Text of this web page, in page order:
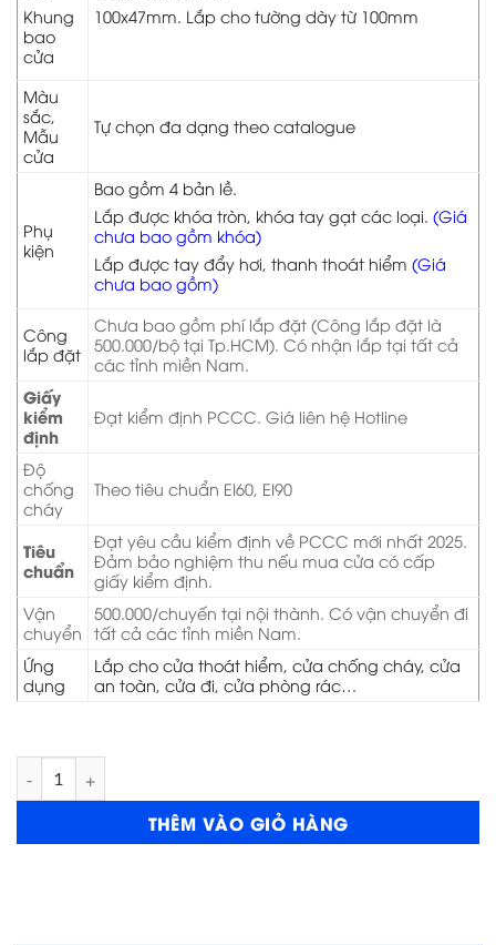
Khung
bao
cửa
100x47mm. Lắp cho tường dày từ 100mm
Màu
sắc,
Mẫu
cửa
Tự chọn đa dạng theo catalogue
Phụ
kiện
Bao gồm 4 bản lề.
Lắp được khóa tròn, khóa tay gạt các loại. (Giá
chưa bao gồm khóa)
Lắp được tay đẩy hơi, thanh thoát hiểm (Giá
chưa bao gồm)
Công
lắp đặt
Chưa bao gồm phí lắp đặt (Công lắp đặt là
500.000/bộ tại Tp.HCM). Có nhận lắp tại tất cả
các tỉnh miền Nam.
Giấy
kiểm
định
Đạt kiểm định PCCC. Giá liên hệ Hotline
Độ
chống
cháy
Theo tiêu chuẩn EI60, EI90
Tiêu
chuẩn
Đạt yêu cầu kiểm định về PCCC mới nhất 2025.
Đảm bảo nghiệm thu nếu mua cửa có cấp
giấy kiểm định.
Vận
chuyển
500.000/chuyến tại nội thành. Có vận chuyển đi
tất cả các tỉnh miền Nam.
Ứng
dụng
Lắp cho cửa thoát hiểm, cửa chống cháy, cửa
an toàn, cửa đi, cửa phòng rác…
Cửa thép chống cháy P1G1 lưới thép số lượng
THÊM VÀO GIỎ HÀNG